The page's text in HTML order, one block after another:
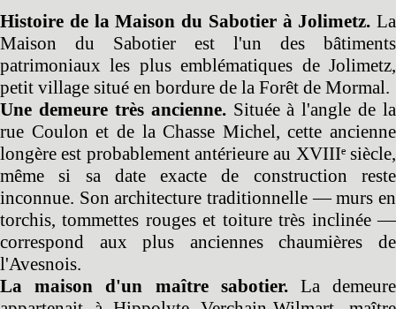
Histoire de la Maison du Sabotier à Jolimetz. La
Maison du Sabotier est l'un des bâtiments
patrimoniaux les plus emblématiques de Jolimetz,
petit village situé en bordure de la Forêt de Mormal.
Une demeure très ancienne.Située à l'angle de la
rue Coulon et de la Chasse Michel, cette ancienne
longère est probablement antérieure au XVIIIᵉ siècle,
même si sa date exacte de construction reste
inconnue. Son architecture traditionnelle — murs en
torchis, tommettes rouges et toiture très inclinée —
correspond aux plus anciennes chaumières de
l'Avesnois.
La maison d'un maître sabotier. La demeure